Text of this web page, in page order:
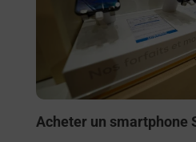
Acheter un smartphone